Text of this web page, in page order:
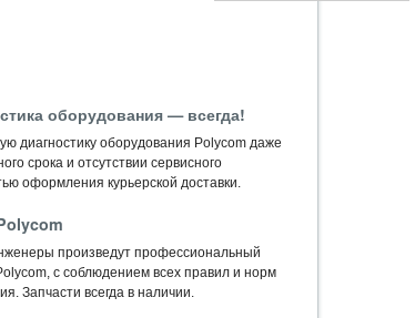
оборудования — всегда!
диагностику оборудования Polycom даже
срока и отсутствии сервисного
оформления курьерской доставки.
произведут профессиональный
c соблюдением всех правил и норм
Запчасти всегда в наличии.